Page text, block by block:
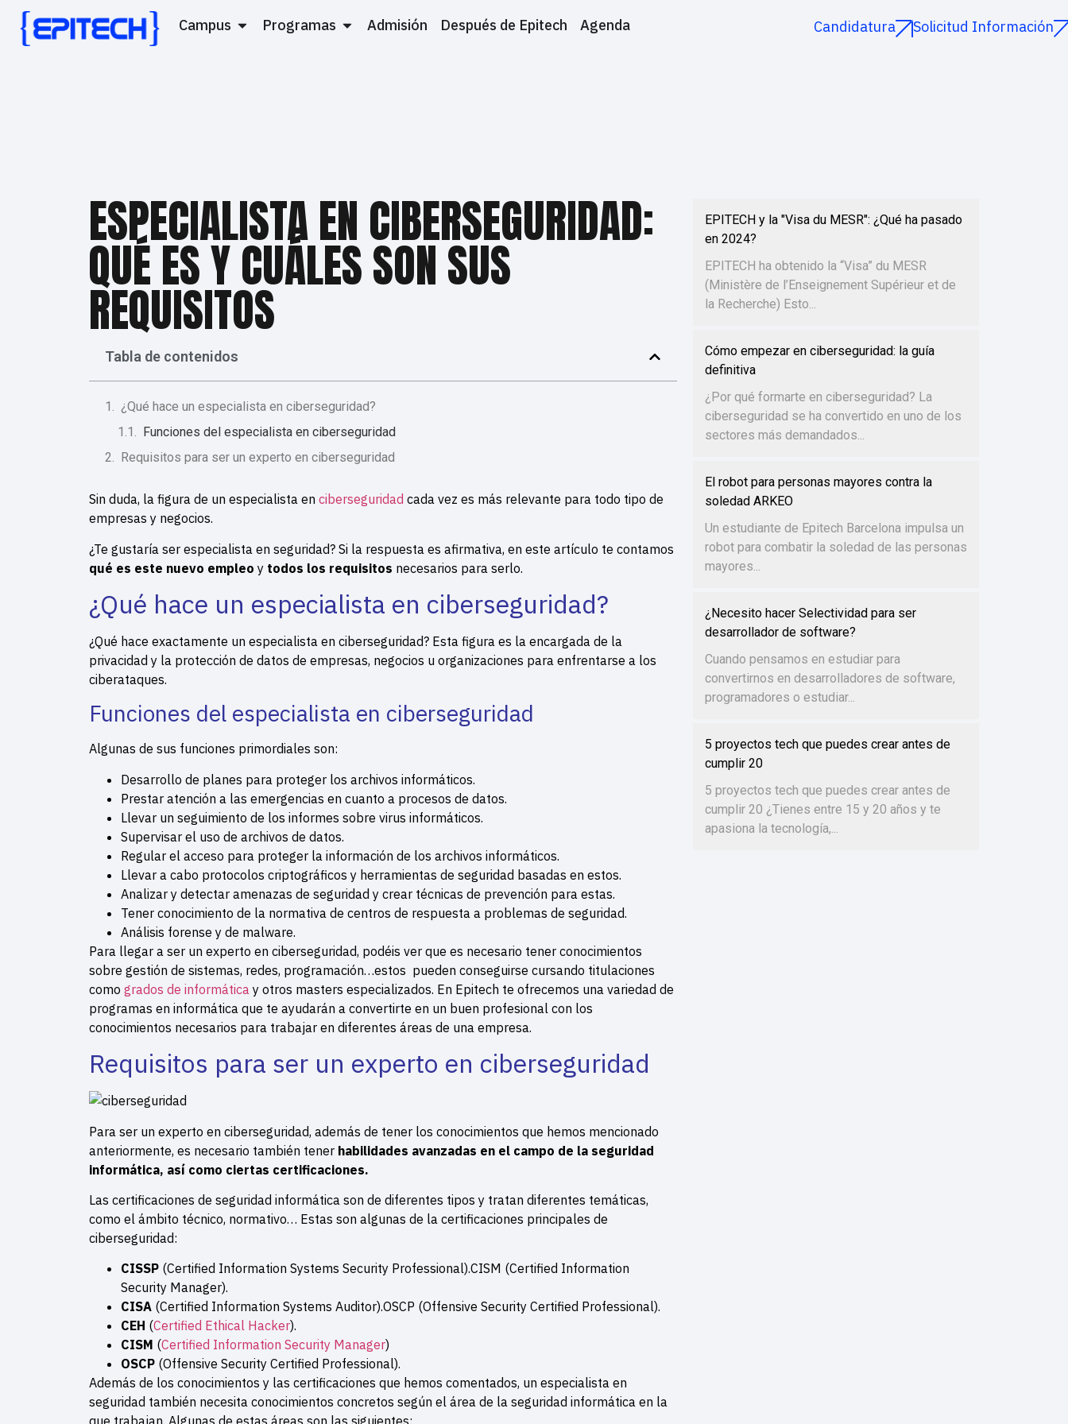
Campus Programas Admisión Después de Epitech Agenda Candidatura Solicitud Información
ESPECIALISTA EN CIBERSEGURIDAD:
QUÉ ES Y CUÁLES SON SUS
REQUISITOS
Tabla de contenidos
¿Qué hace un especialista en ciberseguridad?
Funciones del especialista en ciberseguridad
Requisitos para ser un experto en ciberseguridad
Sin duda, la figura de un especialista en ciberseguridad cada vez es más relevante para todo tipo de
empresas y negocios.
¿Te gustaría ser especialista en seguridad? Si la respuesta es afirmativa, en este artículo te contamos
qué es este nuevo empleo y todos los requisitos necesarios para serlo.
¿Qué hace un especialista en ciberseguridad?
¿Qué hace exactamente un especialista en ciberseguridad? Esta figura es la encargada de la
privacidad y la protección de datos de empresas, negocios u organizaciones para enfrentarse a los
ciberataques.
Funciones del especialista en ciberseguridad
Algunas de sus funciones primordiales son:
Desarrollo de planes para proteger los archivos informáticos.
Prestar atención a las emergencias en cuanto a procesos de datos.
Llevar un seguimiento de los informes sobre virus informáticos.
Supervisar el uso de archivos de datos.
Regular el acceso para proteger la información de los archivos informáticos.
Llevar a cabo protocolos criptográficos y herramientas de seguridad basadas en estos.
Analizar y detectar amenazas de seguridad y crear técnicas de prevención para estas.
Tener conocimiento de la normativa de centros de respuesta a problemas de seguridad.
Análisis forense y de malware.
Para llegar a ser un experto en ciberseguridad, podéis ver que es necesario tener conocimientos
sobre gestión de sistemas, redes, programación…estos pueden conseguirse cursando titulaciones
como grados de informática y otros masters especializados. En Epitech te ofrecemos una variedad de
programas en informática que te ayudarán a convertirte en un buen profesional con los
conocimientos necesarios para trabajar en diferentes áreas de una empresa.
Requisitos para ser un experto en ciberseguridad
Para ser un experto en ciberseguridad, además de tener los conocimientos que hemos mencionado
anteriormente, es necesario también tener habilidades avanzadas en el campo de la seguridad
informática, así como ciertas certificaciones.
Las certificaciones de seguridad informática son de diferentes tipos y tratan diferentes temáticas,
como el ámbito técnico, normativo… Estas son algunas de la certificaciones principales de
ciberseguridad:
CISSP (Certified Information Systems Security Professional).CISM (Certified Information
Security Manager).
CISA (Certified Information Systems Auditor).OSCP (Offensive Security Certified Professional).
CEH (Certified Ethical Hacker).
CISM (Certified Information Security Manager)
OSCP (Offensive Security Certified Professional).
Además de los conocimientos y las certificaciones que hemos comentados, un especialista en
seguridad también necesita conocimientos concretos según el área de la seguridad informática en la
EPITECH y la "Visa du MESR": ¿Qué ha pasado
en 2024?
EPITECH ha obtenido la “Visa” du MESR
(Ministère de l’Enseignement Supérieur et de
la Recherche) Esto...
Cómo empezar en ciberseguridad: la guía
definitiva
¿Por qué formarte en ciberseguridad? La
ciberseguridad se ha convertido en uno de los
sectores más demandados...
El robot para personas mayores contra la
soledad ARKEO
Un estudiante de Epitech Barcelona impulsa un
robot para combatir la soledad de las personas
mayores...
¿Necesito hacer Selectividad para ser
desarrollador de software?
Cuando pensamos en estudiar para
convertirnos en desarrolladores de software,
programadores o estudiar...
5 proyectos tech que puedes crear antes de
cumplir 20
5 proyectos tech que puedes crear antes de
cumplir 20 ¿Tienes entre 15 y 20 años y te
apasiona la tecnología,...